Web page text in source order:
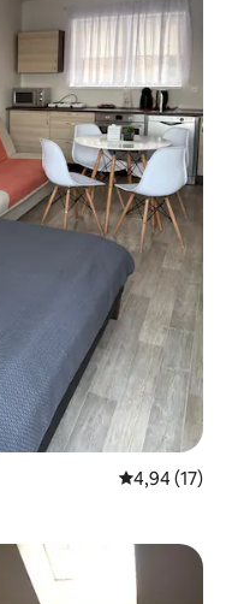
Évaluation
4,94 (17)